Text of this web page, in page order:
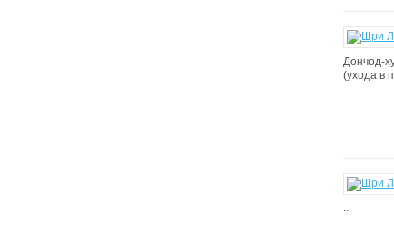
Дончод-
(ухода в
..